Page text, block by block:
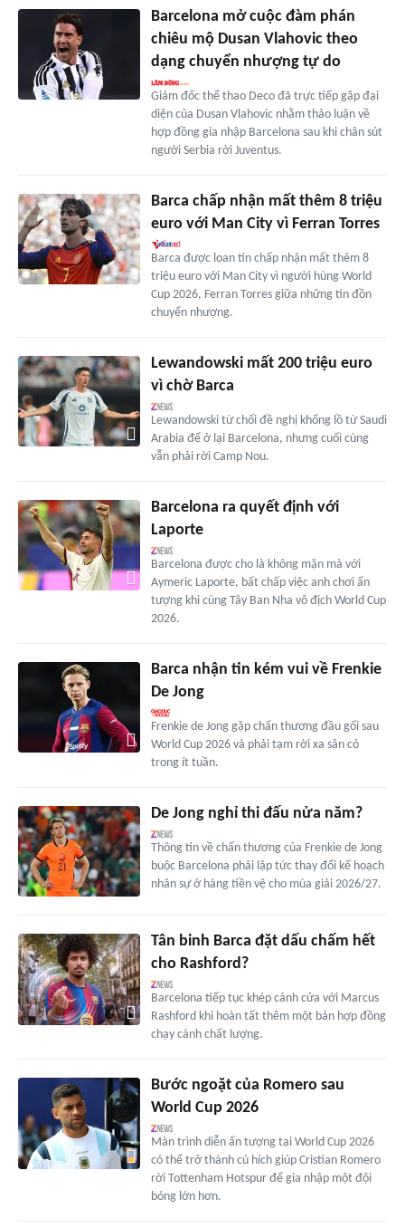
Barcelona mở cuộc đàm phán
chiêu mộ Dusan Vlahovic theo
dạng chuyển nhượng tự do
Giám đốc thể thao Deco đã trực tiếp gặp đại
diện của Dusan Vlahovic nhằm thảo luận về
hợp đồng gia nhập Barcelona sau khi chân sút
người Serbia rời Juventus.
Barca chấp nhận mất thêm 8 triệu
euro với Man City vì Ferran Torres
Barca được loan tin chấp nhận mất thêm 8
triệu euro với Man City vì người hùng World
Cup 2026, Ferran Torres giữa những tin đồn
chuyển nhượng.
Lewandowski mất 200 triệu euro
vì chờ Barca
Lewandowski từ chối đề nghị khổng lồ từ Saudi
Arabia để ở lại Barcelona, nhưng cuối cùng
vẫn phải rời Camp Nou.
Barcelona ra quyết định với
Laporte
Barcelona được cho là không mặn mà với
Aymeric Laporte, bất chấp việc anh chơi ấn
tượng khi cùng Tây Ban Nha vô địch World Cup
2026.
Barca nhận tin kém vui về Frenkie
De Jong
Frenkie de Jong gặp chấn thương đầu gối sau
World Cup 2026 và phải tạm rời xa sân cỏ
trong ít tuần.
De Jong nghỉ thi đấu nửa năm?
Thông tin về chấn thương của Frenkie de Jong
buộc Barcelona phải lập tức thay đổi kế hoạch
nhân sự ở hàng tiền vệ cho mùa giải 2026/27.
Tân binh Barca đặt dấu chấm hết
cho Rashford?
Barcelona tiếp tục khép cánh cửa với Marcus
Rashford khi hoàn tất thêm một bản hợp đồng
chạy cánh chất lượng.
Bước ngoặt của Romero sau
World Cup 2026
Màn trình diễn ấn tượng tại World Cup 2026
có thể trở thành cú hích giúp Cristian Romero
rời Tottenham Hotspur để gia nhập một đội
bóng lớn hơn.